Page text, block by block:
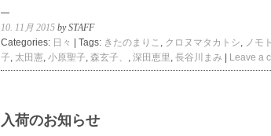
10. 11月 2015 by STAFF
Categories: 日々 | Tags: きたのまりこ , クロヌマタカトシ, ノモ
子, 太田憲, 小原聖子, 森玄子、 , 深田恵里 , 長谷川まみ Leave a
入荷のお知らせ